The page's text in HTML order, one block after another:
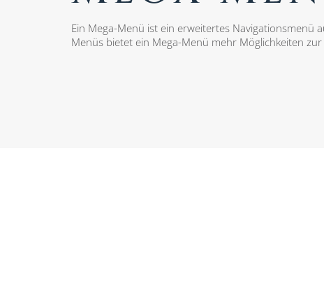
Ein Mega-Menü ist ein erweitertes
Menüs bietet ein Mega-Menü mehr Möglichkeiten